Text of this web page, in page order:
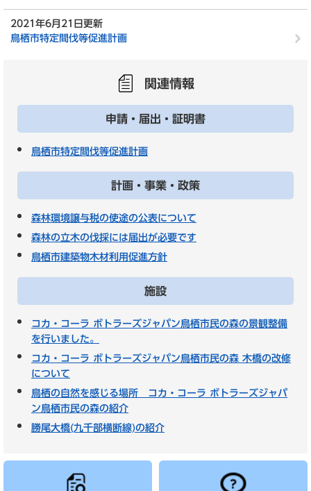
2021年6月21日更新
鳥栖市特定間伐等促進計画
関連情報
申請・届出・証明書
鳥栖市特定間伐等促進計画
計画・事業・政策
森林環境譲与税の使途の公表について
森林の立木の伐採には届出が必要です
鳥栖市建築物木材利用促進方針
施設
コカ・コーラ ボトラーズジャパン鳥栖市民の森の景観整備
を行いました。
コカ・コーラ ボトラーズジャパン鳥栖市民の森 木橋の改修
について
鳥栖の自然を感じる場所 コカ・コーラ ボトラーズジャパ
ン鳥栖市民の森の紹介
勝尾大橋(九千部横断線)の紹介